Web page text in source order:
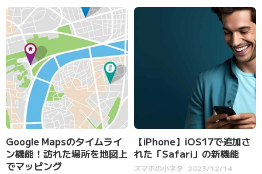
Google Mapsのタイムライ
ン機能！訪れた場所を地図上
でマッピング
【iPhone】iOS17で追加さ
れた「Safari」の新機能
スマホの小ネタ 2023/12/14